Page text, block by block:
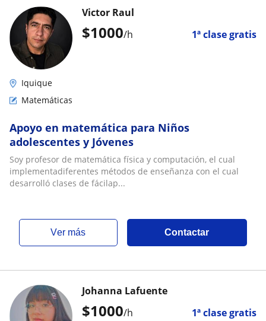
$1000/h 1ª clase gratis
Victor Raul
Iquique
Matemáticas
Apoyo en matemática para Niños
adolescentes y Jóvenes
Soy profesor de matemática física y computación, el cual
implementadiferentes métodos de enseñanza con el cual
desarrolló clases de fácilap...
ver más Contactar
$1000/h 1ª clase gratis
Johanna Lafuente